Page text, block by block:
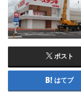
ポスト
はてブ